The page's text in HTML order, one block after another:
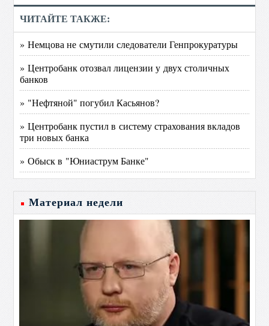
ЧИТАЙТЕ ТАКЖЕ:
» Немцова не смутили следователи Генпрокуратуры
» Центробанк отозвал лицензии у двух столичных
банков
» "Нефтяной" погубил Касьянов?
» Центробанк пустил в систему страхования вкладов
три новых банка
» Обыск в "Юниаструм Банке"
Материал недели